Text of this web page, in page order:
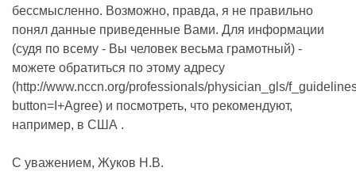
бессмысленно. Возможно, правда, я не правильно
понял данные приведенные Вами. Для информации
(судя по всему - Вы человек весьма грамотный) -
можете обратиться по этому адресу
(http://www.nccn.org/professionals/physician_gls/
button=I+Agree) и посмотреть, что рекомендуют,
например, в США .
С уважением, Жуков Н.В.